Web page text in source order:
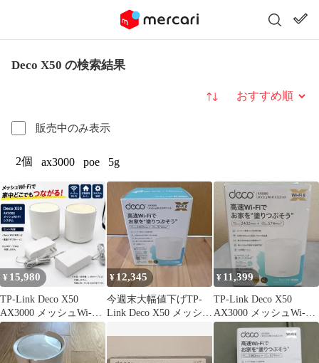
Deco X50 の検索結果
販売中のみ表示
並び替え
2個 ax3000 poe 5g
¥ 15,980
TP-Link Deco X50
AX3000 メッシュWi-Fi
2台
¥12,345
今週末大幅値下げTP-
Link Deco X50 メッシュ
¥ 11,399
TP-Link Deco X50
AX3000 メッシュWi-Fi
6